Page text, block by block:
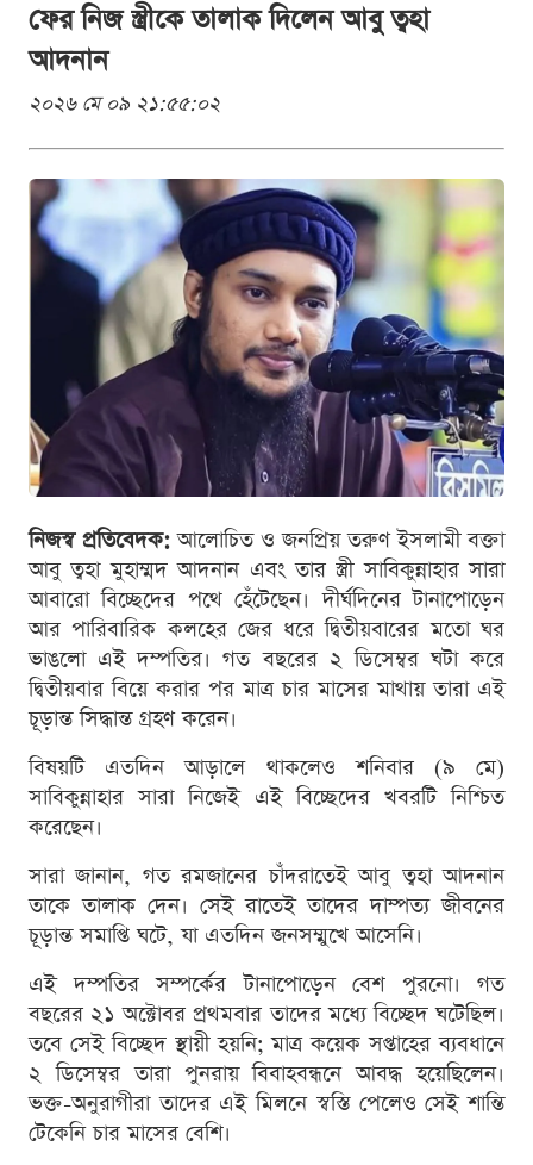
ফের নিজ স্ত্রীকে তালাক দিলেন আবু ত্বহা
আদনান
২০২৬ মে ০৯ ২১:৫৫:০২
নিজস্ব প্রতিবেদক: আলোচিত ও জনপ্রিয় তরুণ ইসলামী বক্তা
আবু ত্বহা মুহাম্মদ আদনান এবং তার স্ত্রী সাবিকুন্নাহার সারা
আবারো বিচ্ছেদের পথে হেঁটেছেন। দীর্ঘদিনের টানাপোড়েন
আর পারিবারিক কলহের জের ধরে দ্বিতীয়বারের মতো ঘর
ভাঙলো এই দম্পতির। গত বছরের ২ ডিসেম্বর ঘটা করে
দ্বিতীয়বার বিয়ে করার পর মাত্র চার মাসের মাথায় তারা এই
চূড়ান্ত সিদ্ধান্ত গ্রহণ করেন।
বিষয়টি এতদিন আড়ালে থাকলেও শনিবার (৯ মে)
সাবিকুন্নাহার সারা নিজেই এই বিচ্ছেদের খবরটি নিশ্চিত
করেছেন।
সারা জানান, গত রমজানের চাঁদরাতেই আবু ত্বহা আদনান
তাকে তালাক দেন। সেই রাতেই তাদের দাম্পত্য জীবনের
চূড়ান্ত সমাপ্তি ঘটে, যা এতদিন জনসম্মুখে আসেনি।
এই দম্পতির সম্পর্কের টানাপোড়েন বেশ পুরনো। গত
বছরের ২১ অক্টোবর প্রথমবার তাদের মধ্যে বিচ্ছেদ ঘটেছিল।
তবে সেই বিচ্ছেদ স্থায়ী হয়নি; মাত্র কয়েক সপ্তাহের ব্যবধানে
২ ডিসেম্বর তারা পুনরায় বিবাহবন্ধনে আবদ্ধ হয়েছিলেন।
ভক্ত-অনুরাগীরা তাদের এই মিলনে স্বস্তি পেলেও সেই শান্তি
টেকেনি চার মাসের বেশি।